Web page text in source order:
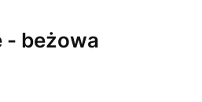
- beżowa